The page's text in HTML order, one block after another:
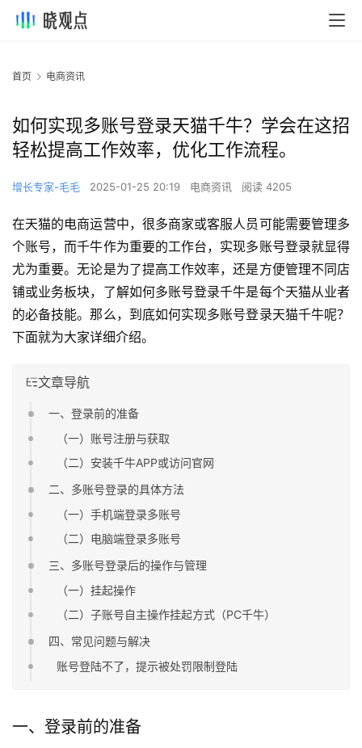
首页 电商资讯
如何实现多账号登录天猫千牛？学会在这招
轻松提高工作效率，优化工作流程。
增长专家-毛毛 2025-01-25 20:19 电商资讯 阅读 4205
在天猫的电商运营中，很多商家或客服人员可能需要管理多
个账号，而千牛作为重要的工作台，实现多账号登录就显得
尤为重要。无论是为了提高工作效率，还是方便管理不同店
铺或业务板块，了解如何多账号登录千牛是每个天猫从业者
的必备技能。那么，到底如何实现多账号登录天猫千牛呢？
下面就为大家详细介绍。
文章导航
一、登录前的准备
（一）账号注册与获取
（二）安装千牛APP或访问官网
二、多账号登录的具体方法
（一）手机端登录多账号
（二）电脑端登录多账号
三、多账号登录后的操作与管理
（一）挂起操作
（二）子账号自主操作挂起方式（PC千牛）
四、常见问题与解决
账号登陆不了，提示被处罚限制登陆
一、登录前的准备